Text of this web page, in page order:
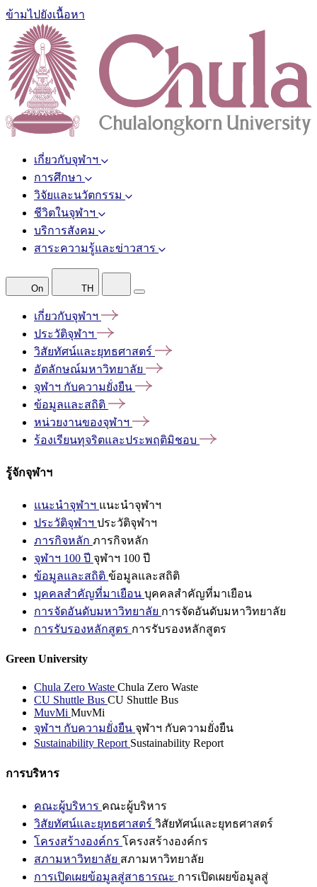
ข้ามไปยังเนื้อหา
เกี่ยวกับจุฬาฯ
การศึกษา
วิจัยและนวัตกรรม
ชีวิตในจุฬาฯ
บริการสังคม
สาระความรู้และข่าวสาร
On TH
เกี่ยวกับจุฬาฯ
ประวัติจุฬาฯ
วิสัยทัศน์และยุทธศาสตร์
อัตลักษณ์มหาวิทยาลัย
จุฬาฯ กับความยั่งยืน
ข้อมูลและสถิติ
หน่วยงานของจุฬาฯ
ร้องเรียนทุจริตและประพฤติมิชอบ
รู้จักจุฬาฯ
แนะนำจุฬาฯ แนะนำจุฬาฯ
ประวัติจุฬาฯ ประวัติจุฬาฯ
ภารกิจหลัก ภารกิจหลัก
จุฬาฯ 100 ปี จุฬาฯ 100 ปี
ข้อมูลและสถิติ ข้อมูลและสถิติ
บุคคลสำคัญที่มาเยือน บุคคลสำคัญที่มาเยือน
การจัดอันดับมหาวิทยาลัย การจัดอันดับมหาวิทยาลัย
การรับรองหลักสูตร การรับรองหลักสูตร
Green University
Chula Zero Waste Chula Zero Waste
CU Shuttle Bus CU Shuttle Bus
MuvMi MuvMi
จุฬาฯ กับความยั่งยืน จุฬาฯ กับความยั่งยืน
Sustainability Report Sustainability Report
การบริหาร
คณะผู้บริหาร คณะผู้บริหาร
วิสัยทัศน์และยุทธศาสตร์ วิสัยทัศน์และยุทธศาสตร์
โครงสร้างองค์กร โครงสร้างองค์กร
สภามหาวิทยาลัย สภามหาวิทยาลัย
การเปิดเผยข้อมูลสู่สาธารณะ การเปิดเผยข้อมูลสู่